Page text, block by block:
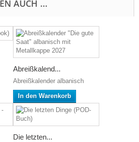
AUCH ...
Abreißkalend...
Abreißkalender albanisch
In den Warenkorb
Die letzten...